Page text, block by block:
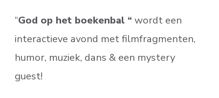
“God op het boekenbal “ wordt een
interactieve avond met filmfragmenten,
humor, muziek, dans & een mystery
guest!